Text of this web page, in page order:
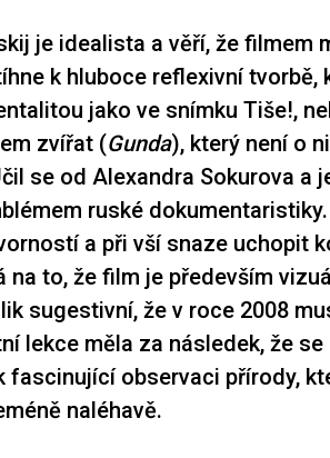
je idealista a věří, že filmem
k hluboce reflexivní tvorbě,
jako ve snímku Tiše!,
zvířat (Gunda), který není o
se od Alexandra Sokurova a
ruské
a při vší snaze uchopit
to, že film je především
sugestivní, že v roce 2008
lekce měla za následek, že se
observaci přírody,
naléhavě.